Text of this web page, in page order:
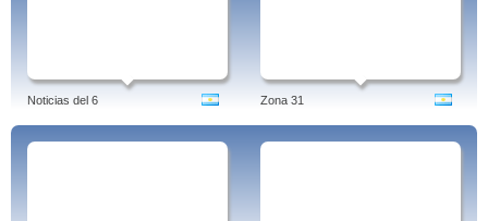
Noticias del 6 Zona 31